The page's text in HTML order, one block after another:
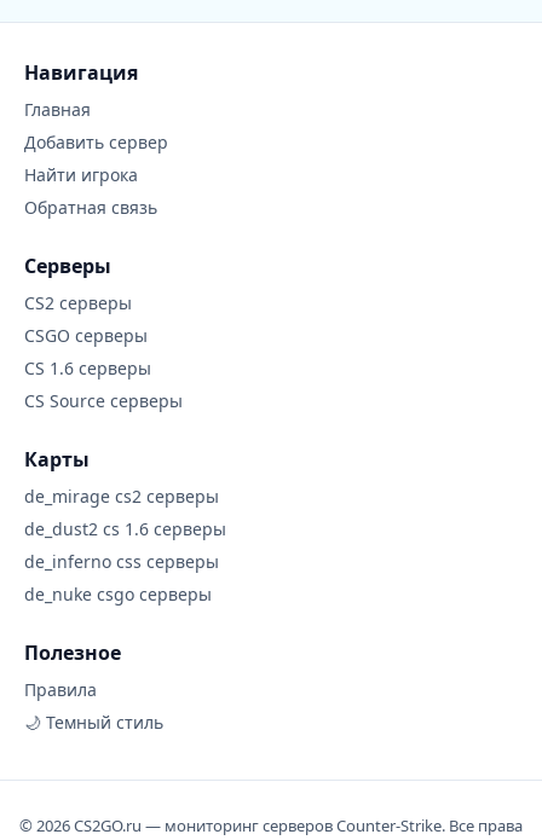
Навигация
Главная
Добавить сервер
Найти игрока
Обратная связь
Серверы
CS2 серверы
CSGO серверы
CS 1.6 серверы
CS Source серверы
Карты
de_mirage cs2 серверы
de_dust2 cs 1.6 серверы
de_inferno css серверы
de_nuke csgo серверы
Полезное
Правила
🌙 Темный стиль
© 2026 CS2GO.ru — мониторинг серверов Counter-Strike. Все права